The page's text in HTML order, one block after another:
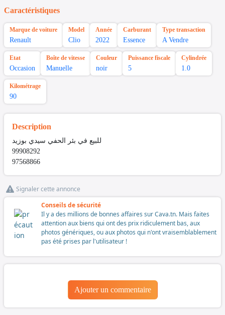
Caractéristiques
Marque de voiture
Renault
Model
Clio
Année
2022
Carburant
Essence
Type transaction
A Vendre
Etat
Occasion
Boîte de vitesse
Manuelle
Couleur
noir
Puissance fiscale
5
Cylindrée
1.0
Kilométrage
90
Description
99908292
97568866
Signaler cette annonce
Conseils de sécurité
Il y a des millions de bonnes affaires sur Cava.tn. Mais faites
attention aux biens qui ont des prix ridiculement bas, aux
photos génériques, ou aux photos qui n'ont vraisemblablement
pas été prises par l'utilisateur !
Ajouter un commentaire